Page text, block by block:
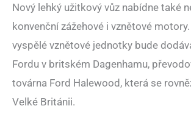
Nový lehký užitkový vůz nabídne také
konvenční zážehové i vznětové
vyspělé vznětové jednotky bude
Fordu v britském Dagenhamu,
továrna Ford Halewood, která se
Velké Británii.